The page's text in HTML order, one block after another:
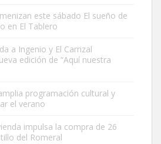
en la calle hace menos de un mes,
cari...
este sábado El sueño de
en El Tablero
a Ingenio y El Carrizal
edición de “Aquí nuestra
programación cultural y
el verano
impulsa la compra de 26
del Romeral